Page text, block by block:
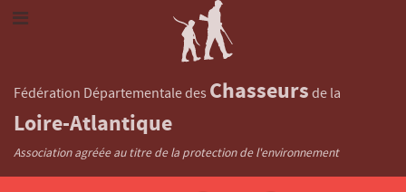
Fédération Départementale des Chasseurs de la
Loire-Atlantique
Association agréée au titre de la protection de l'environnement